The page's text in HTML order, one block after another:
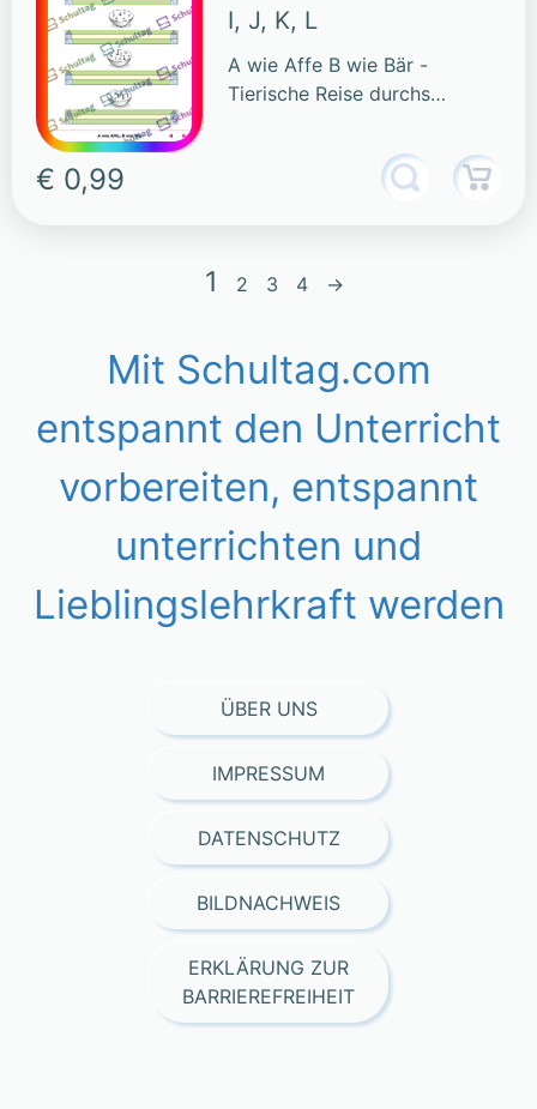
I, J, K, L
A wie Affe B wie Bär -
Tierische Reise durchs
€ 0,99
1 2 3 4 →
Mit Schultag.com
entspannt den Unterricht
vorbereiten, entspannt
unterrichten und
Lieblingslehrkraft werden
ÜBER UNS
IMPRESSUM
DATENSCHUTZ
BILDNACHWEIS
ERKLÄRUNG ZUR
BARRIEREFREIHEIT